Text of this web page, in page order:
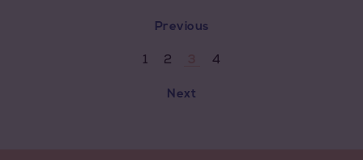
Previous
1 2 4
Next